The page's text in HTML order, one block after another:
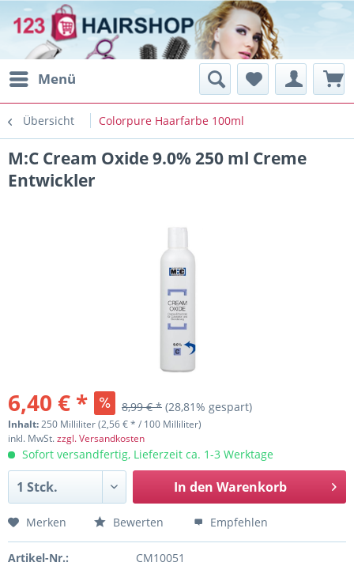
Menü
Übersicht Colorpure Haarfarbe 100ml
M:C Cream Oxide 9.0% 250 ml Creme
Entwickler
6,40 € * 8,99 € * (28,81% gespart)
Inhalt:250 Milliliter (2,56 € * / 100 Milliliter)
inkl. MwSt.zzgl. Versandkosten
Sofort versandfertig, Lieferzeit ca. 1-3 Werktage
In den Warenkorb
Merken Bewerten Empfehlen
Artikel-Nr.: CM10051